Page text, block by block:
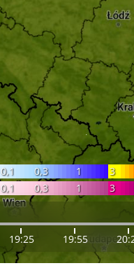
0,1 0,3 1 3
0,1 0,3 1 3
19:25 19:55